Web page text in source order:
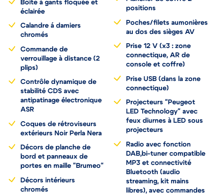
Boîte à gants floquée et
éclairée
Calandre á damiers
chromés
Commande de
verrouillage à distance (2
plips)
Contrôle dynamique de
stabilité CDS avec
antipatinage électronique
ASR
Coques de rétroviseurs
extérieurs Noir Perla Nera
Décors de planche de
bord et panneaux de
portes en maille "Brumeo"
Décors intérieurs
chromés
positions
Poches/filets aumonières
au dos des sièges AV
Prise 12 V (x3 : zone
connectique, AR de
console et coffre)
Prise USB (dans la zone
connectique)
Projecteurs "Peugeot
LED Technology" avec
feux diurnes à LED sous
projecteurs
Radio avec fonction
DAB,bi-tuner compatible
MP3 et connectivité
Bluetooth (audio
streaming, kit mains
libres), avec commandes